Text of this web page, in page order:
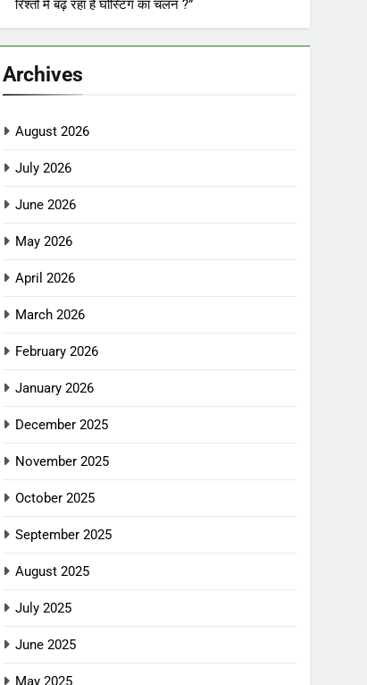
रिश्तों में बढ़ रहा है घोस्टिंग का चलन ?”
Archives
August 2026
July 2026
June 2026
May 2026
April 2026
March 2026
February 2026
January 2026
December 2025
November 2025
October 2025
September 2025
August 2025
July 2025
June 2025
May 2025